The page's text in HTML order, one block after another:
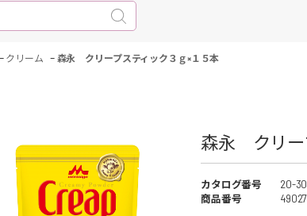
- クリーム - 森永 クリープスティック３ｇ×１５本
森永 クリー
カタログ番号
20-
商品番号